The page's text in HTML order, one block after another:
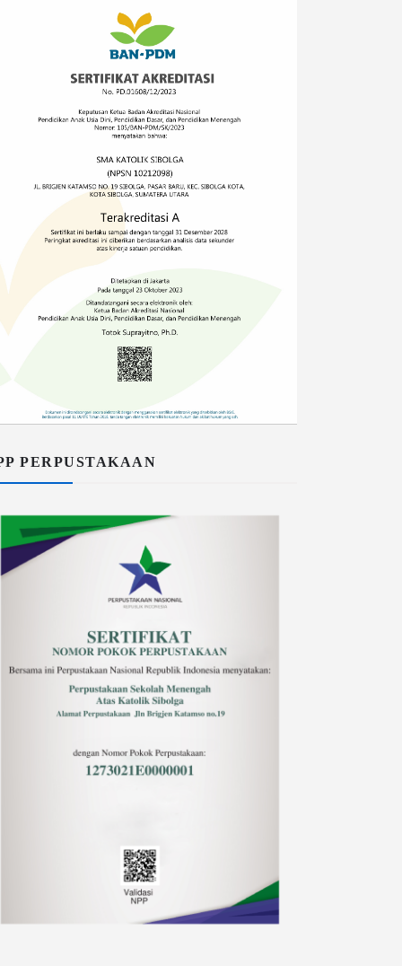
PERPUSTAKAAN